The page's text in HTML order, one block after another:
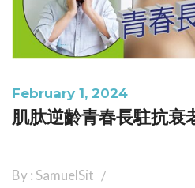
February 1, 2024
肌肽逆齡青春長駐抗
By : SamuelSit